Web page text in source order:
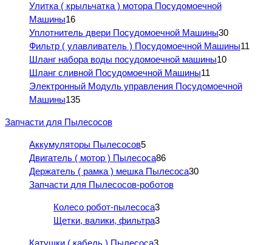
Улитка ( крыльчатка ) мотора Посудомоечной
Машины16
Уплотнитель двери Посудомоечной Машины30
Фильтр ( улавливатель ) Посудомоечной Машины11
Шланг набора воды посудомоечной машины10
Шланг сливной Посудомоечной Машины11
Электронный Модуль управления Посудомоечной
Машины135
Запчасти для Пылесосов
Аккумуляторы Пылесосов5
Двигатель ( мотор ) Пылесоса86
Держатель ( рамка ) мешка Пылесоса30
Запчасти для Пылесосов-роботов
Колесо робот-пылесоса3
Щетки, валики, фильтра3